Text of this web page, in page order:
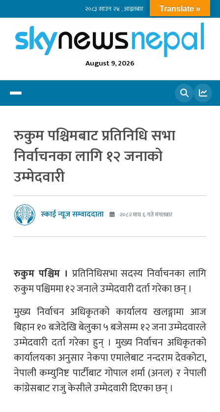
२०८३ साउन २४ , आइतबार
August 9, 2026
रुकुम पश्चिमबाट प्रतिनिधि सभा
निर्वाचनका लागि १२ जनाको
उम्मेदवारी
स्काई न्यूज सम्वाददाता २०८२ माघ ६ गते मंगलबार
रुकुम पश्चिम । प्रतिनिधिसभा सदस्य निर्वाचनका लागि
रुकुम पश्चिममा १२ जनाले उम्मेदवारी दर्ता गरेका छन् ।
मुख्य निर्वाचन अधिकृतको कार्यालय खलङ्गामा आज
बिहान १० बजेदेखि बेलुका ५ बजेसम्म १२ जना उम्मेदवारले
उम्मेदवारी दर्ता गरेका हुन् । मुख्य निर्वाचन अधिकृतको
कार्यालयका अनुसार नेकपा एमालेबाट नन्दराम देवकोटा,
नेपाली कम्युनिष्ट पार्टीबाट गोपाल शर्मा (अनल) र नेपाली
कांग्रेसबाट राजु केसीले उम्मेदवारी दिएका छन् ।
Translate »